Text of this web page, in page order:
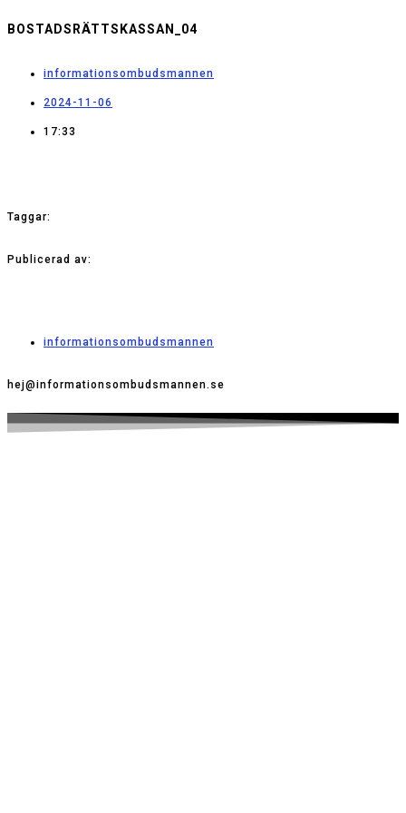
BOSTADSRÄTTSKASSAN_04
informationsombudsmannen
2024-11-06
17:33
Taggar:
Publicerad av:
informationsombudsmannen
hej@informationsombudsmannen.se